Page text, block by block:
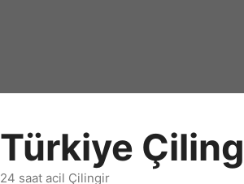
Türkiye
24 saat acil Çilingir